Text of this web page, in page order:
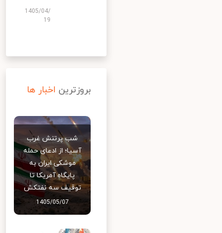
1405/04/
19
بروزترین اخبار ها
شب پرتنش غرب
آسیا؛ از ادعای حمله
موشکی ایران به
پایگاه آمریکا تا
توقیف سه نفتکش
1405/05/07